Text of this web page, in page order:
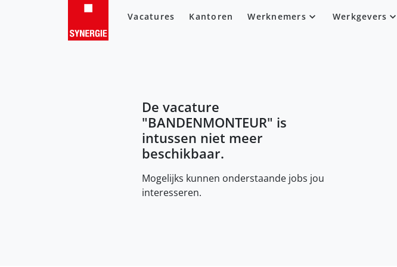
Vacatures Kantoren Werknemers Werkgevers
De vacature
"BANDENMONTEUR" is
intussen niet meer
beschikbaar.
Mogelijks kunnen onderstaande jobs jou
interesseren.